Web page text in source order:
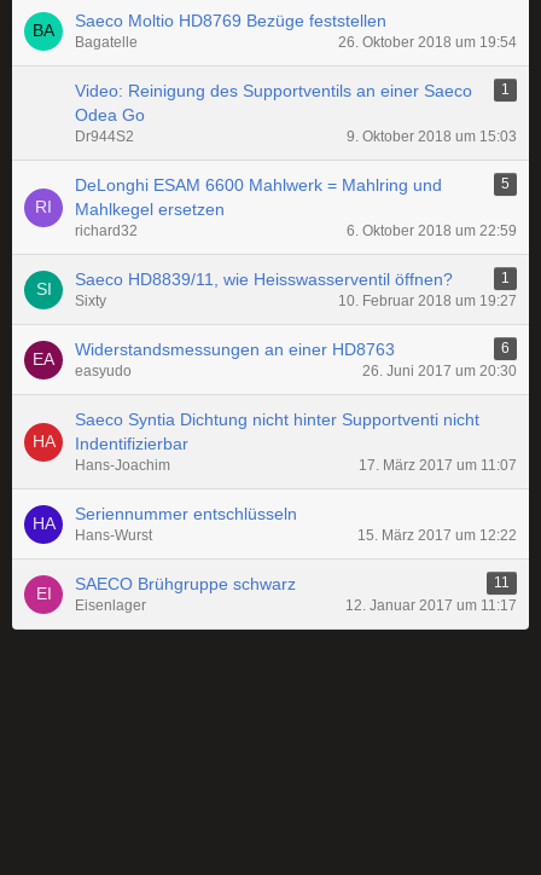
Saeco Moltio HD8769 Bezüge feststellen
Bagatelle 26. Oktober 2018 um 19:54
Video: Reinigung des Supportventils an einer Saeco
Odea Go
1
Dr944S2 9. Oktober 2018 um 15:03
DeLonghi ESAM 6600 Mahlwerk = Mahlring und
Mahlkegel ersetzen
5
richard32 6. Oktober 2018 um 22:59
Saeco HD8839/11, wie Heisswasserventil öffnen?
1
Sixty
10. Februar 2018 um 19:27
Widerstandsmessungen an einer HD8763
6
easyudo
26. Juni 2017 um 20:30
Saeco Syntia Dichtung nicht hinter Supportventi nicht
Indentifizierbar
Hans-Joachim 17. März 2017 um 11:07
Seriennummer entschlüsseln
Hans-Wurst 15. März 2017 um 12:22
SAECO Brühgruppe schwarz
11
Eisenlager
12. Januar 2017 um 11:17